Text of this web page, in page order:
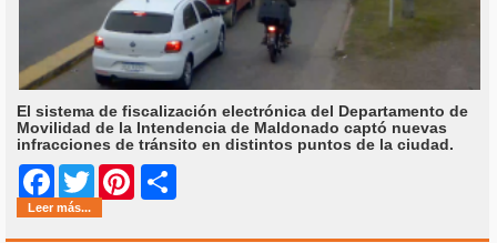
El sistema de fiscalización electrónica del Departamento de
Movilidad de la Intendencia de Maldonado captó nuevas
infracciones de tránsito en distintos puntos de la ciudad.
Facebook
Twitter Pinterest
Leer más...